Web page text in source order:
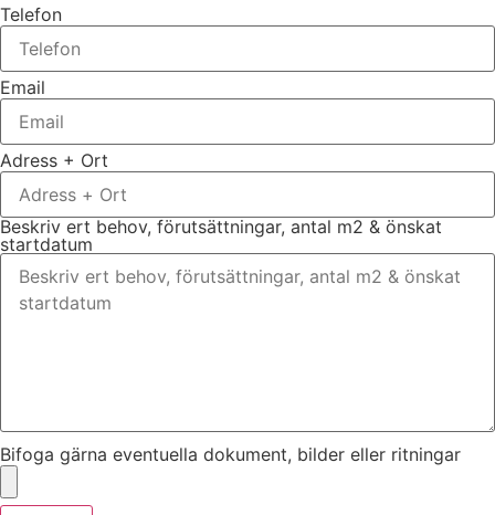
Telefon
Email
Adress + Ort
Beskriv ert behov, förutsättningar, antal m2 & önskat
startdatum
Bifoga gärna eventuella dokument, bilder eller ritningar